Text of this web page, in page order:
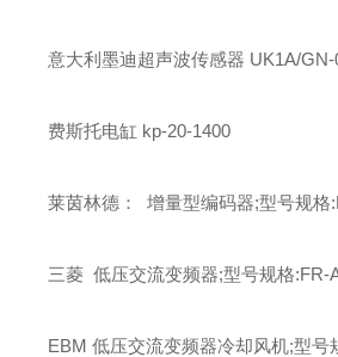
意大利墨迪超声波传感器 UK1A/
费斯托电缸 kp-20-1400
莱茵林德： 增量型编码器;型号规
三菱 低压交流变频器;型号规格
EBM 低压交流变频器冷却风机;型